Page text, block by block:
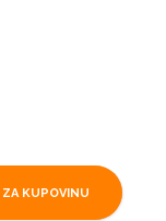
KUPOVINU